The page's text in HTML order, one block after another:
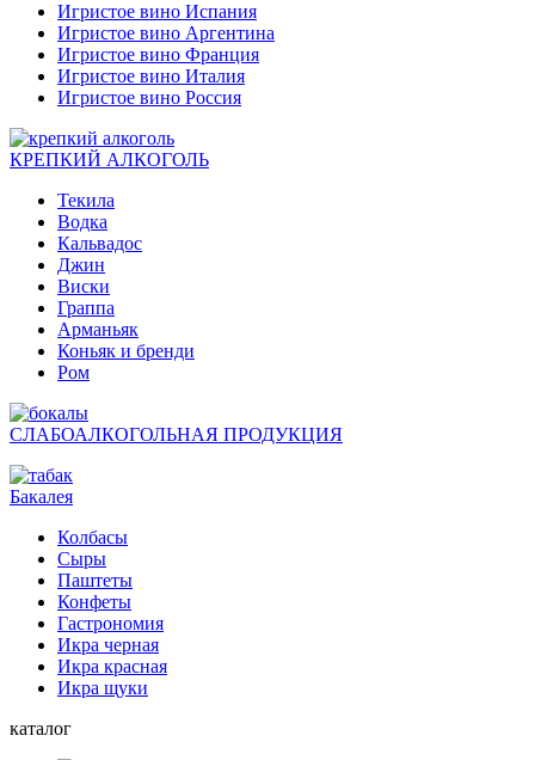
Игристое вино Испания
Игристое вино Аргентина
Игристое вино Франция
Игристое вино Италия
Игристое вино Россия
КРЕПКИЙ АЛКОГОЛЬ
Текила
Водка
Кальвадос
Джин
Виски
Граппа
Арманьяк
Коньяк и бренди
Ром
СЛАБОАЛКОГОЛЬНАЯ ПРОДУКЦИЯ
Бакалея
Колбасы
Сыры
Паштеты
Конфеты
Гастрономия
Икра черная
Икра красная
Икра щуки
каталог